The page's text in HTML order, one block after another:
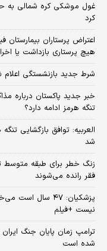
غول موشکی کره شمالی به
کرد
اعتراض پرستاران
هیچ پرستاری بازداشت یا
شرط جدید بازنشستگی
خبر جدید پاکستان درباره
تنگه هرمز ادامه دارد؟
شد
زنگ خطر برای طبقه متوسط
فقر رانده می‌شوند
پزشکیان: ۴۷
نیست +فیلم
ترامپ زمان پایان جنگ
شده است